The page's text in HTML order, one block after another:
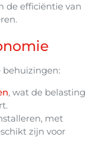
de efficiëntie van
behuizingen:
, wat de belasting
met
zijn voor